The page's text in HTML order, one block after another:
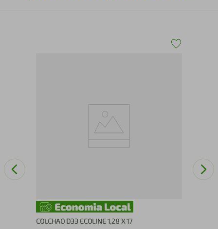
COLCHAO D33 ECOLINE 1,28 X 17